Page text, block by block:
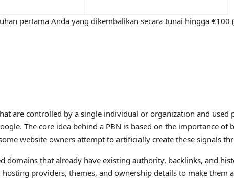
pertama Anda yang dikembalikan secara tunai hingga €100
are controlled by a single individual or organization and used
The core idea behind a PBN is based on the importance of
website owners attempt to artificially create these signals
domains that already have existing authority, backlinks, and
providers, themes, and ownership details to make